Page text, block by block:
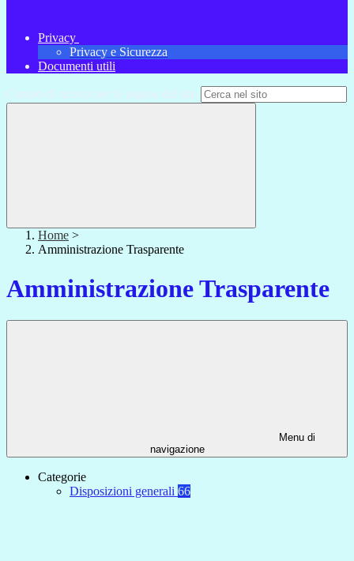
Privacy
Privacy e Sicurezza
Documenti utili
Campo di ricerca per le pagine del sito
Home >
Amministrazione Trasparente
Amministrazione Trasparente
Menu di
navigazione
Categorie
Disposizioni generali 66